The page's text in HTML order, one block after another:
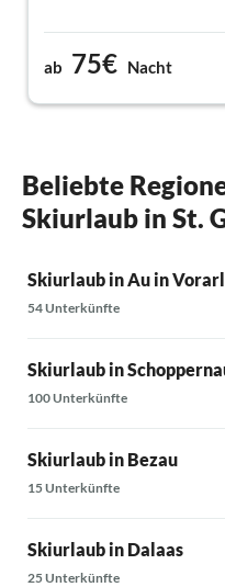
ab 75€ Nacht
Beliebte
Skiurlaub in St.
Skiurlaub in Au in
54 Unterkünfte
Skiurlaub in
100 Unterkünfte
Skiurlaub in Bezau
15 Unterkünfte
Skiurlaub in Dalaas
25 Unterkünfte